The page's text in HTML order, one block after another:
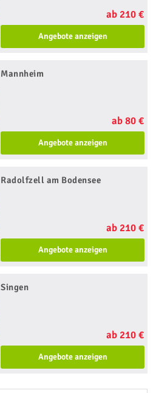
ab 210 €
Angebote anzeigen
Mannheim
ab 80 €
Angebote anzeigen
Radolfzell am Bodensee
ab 210 €
Angebote anzeigen
Singen
ab 210 €
Angebote anzeigen